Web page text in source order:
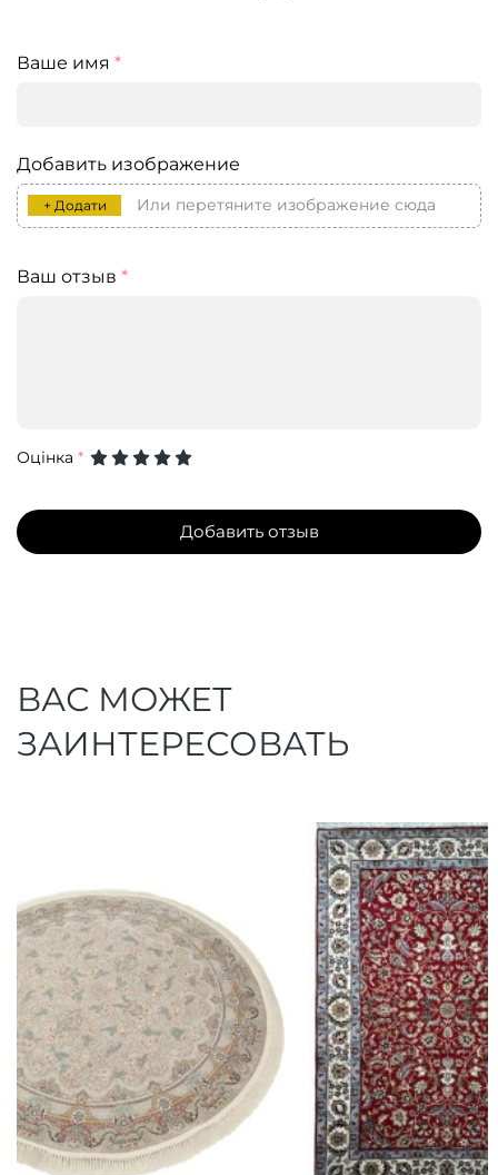
Ваше имя *
Добавить изображение
+ Додати Или перетяните изображение сюда
Ваш отзыв *
Оцінка *
Добавить отзыв
ВАС МОЖЕТ
ЗАИНТЕРЕСОВАТЬ